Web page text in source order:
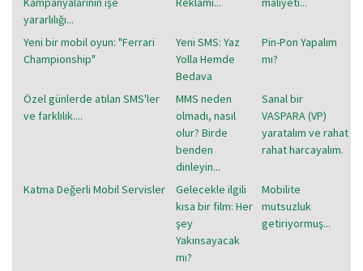
yararlılığı...
Yeni bir mobil oyun: "Ferrari
Championship"
Yeni SMS: Yaz
Yolla Hemde
Bedava
Pin-Pon Yapalım
mı?
Özel günlerde atılan SMS'ler
ve farklılık....
MMS neden
olmadı, nasıl
olur? Birde
benden
dinleyin...
Sanal bir
VASPARA (VP)
yaratalım ve rahat
rahat harcayalım.
Katma Değerli Mobil Servisler
Gelecekle ilgili
kısa bir film: Her
şey
Yakınsayacak
mı?
Mobilite
mutsuzluk
getiriyormuş...